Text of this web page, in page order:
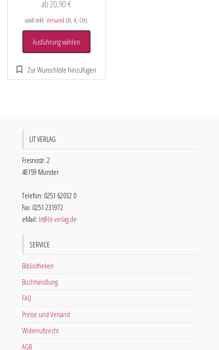
ab 20,90€
und inkl.Versand (D, A, CH)
Ausführung wählen
LIT VERLAG
Fresnostr. 2
48159 Münster
Telefon: 0251 62032 0
Fax: 0251 231972
eMail: lit@lit-verlag.de
SERVICE
Bibliotheken
Buchhandlung
FAQ
Preise und Versand
Widerrufsrecht
AGB